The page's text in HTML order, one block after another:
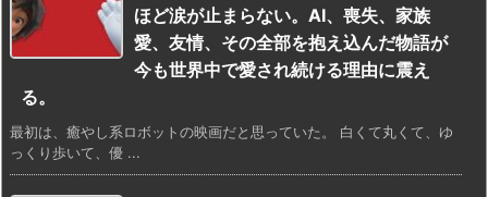
ほど涙が止まらない。AI、喪失、家族
愛、友情、その全部を抱え込んだ物語が
今も世界中で愛され続ける理由に震え
る。
最初は、癒やし系ロボットの映画だと思っていた。 白くて丸くて、ゆ
っくり歩いて、優 ...